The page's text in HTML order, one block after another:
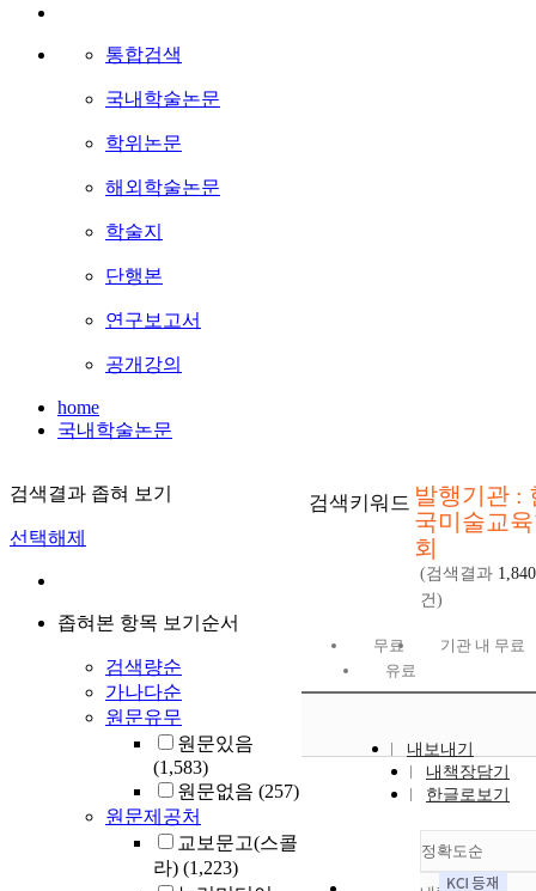
통합검색
국내학술논문
학위논문
해외학술논문
학술지
단행본
연구보고서
공개강의
home
국내학술논문
검색결과 좁혀 보기
선택해제
좁혀본 항목 보기순서
검색량순
가나다순
원문유무
원문있음
(1,583)
원문없음 (257)
원문제공처
교보문고(스콜
라) (1,223)
검색키워드 발행기관 :
국미술교
회
(검색결과 1,840
건)
무료
기관 내 무료
유료
내보내기
내책장담기
한글로보기
정확도순